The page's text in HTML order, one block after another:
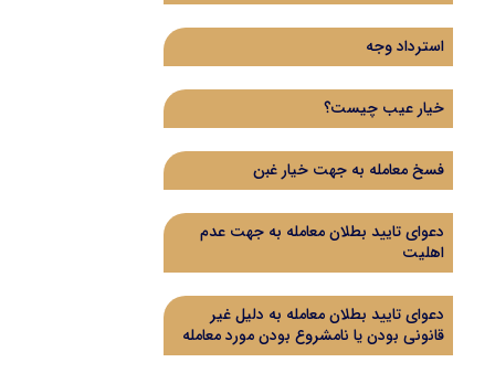
استرداد وجه
خیار عیب چیست؟
فسخ معامله به جهت خیار غبن
دعوای تایید بطلان معامله به جهت عدم
اهلیت
دعوای تایید بطلان معامله به دلیل غیر
قانونی بودن یا نامشروع بودن مورد معامله